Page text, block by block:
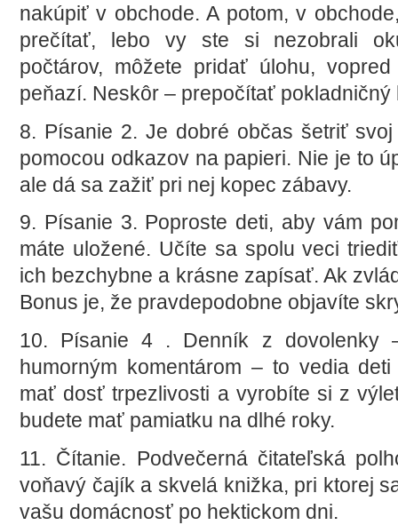
nakúpiť v obchode. A potom, v
prečítať, lebo vy ste si nezobrali
počtárov, môžete pridať úlohu,
peňazí. Neskôr – prepočítať pokladničný
8. Písanie 2. Je dobré občas šetriť
pomocou odkazov na papieri. Nie je to
ale dá sa zažiť pri nej kopec zábavy.
9. Písanie 3. Poproste deti, aby vám
máte uložené. Učíte sa spolu veci
ich bezchybne a krásne zapísať. Ak
Bonus je, že pravdepodobne objavíte
10. Písanie 4 . Denník z dovolenky
humorným komentárom – to vedia
mať dosť trpezlivosti a vyrobíte si z
budete mať pamiatku na dlhé roky.
11. Čítanie. Podvečerná čitateľská
voňavý čajík a skvelá knižka, pri ktorej
vašu domácnosť po hektickom dni.